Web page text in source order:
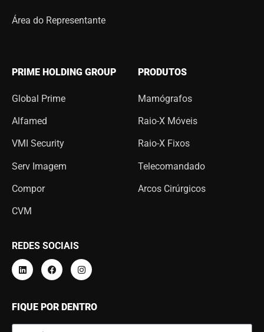
Área do Representante
PRIME HOLDING GROUP
Global Prime
Alfamed
VMI Security
Serv Imagem
Compor
CVM
PRODUTOS
Mamógrafos
Raio-X Móveis
Raio-X Fixos
Telecomandado
Arcos Cirúrgicos
REDES SOCIAIS
FIQUE POR DENTRO